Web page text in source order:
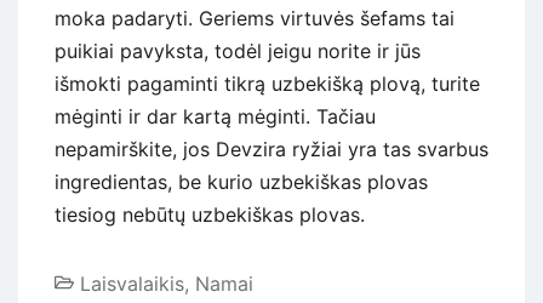
moka padaryti. Geriems virtuvės šefams tai
puikiai pavyksta, todėl jeigu norite ir jūs
išmokti pagaminti tikrą uzbekišką plovą, turite
mėginti ir dar kartą mėginti. Tačiau
nepamirškite, jos Devzira ryžiai yra tas svarbus
ingredientas, be kurio uzbekiškas plovas
tiesiog nebūtų uzbekiškas plovas.
Laisvalaikis, Namai